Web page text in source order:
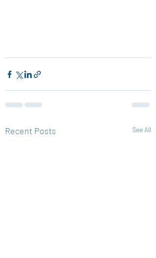
Recent Posts See All